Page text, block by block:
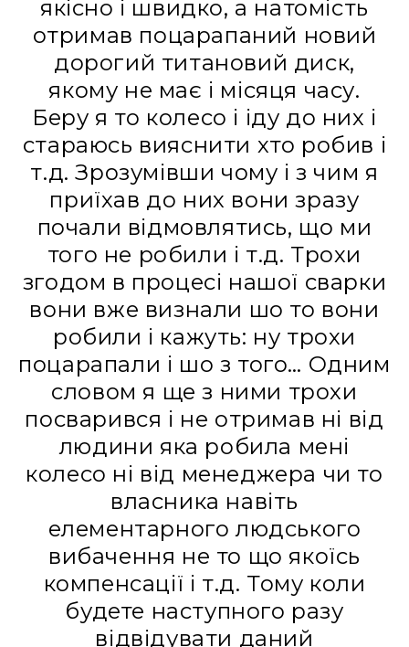
якісно і швидко, а натомість
отримав поцарапаний новий
дорогий титановий диск,
якому не має і місяця часу.
Беру я то колесо і іду до них і
стараюсь вияснити хто робив і
т.д. Зрозумівши чому і з чим я
приїхав до них вони зразу
почали відмовлятись, що ми
того не робили і т.д. Трохи
згодом в процесі нашої сварки
вони вже визнали шо то вони
робили і кажуть: ну трохи
поцарапали і шо з того… Одним
словом я ще з ними трохи
посварився і не отримав ні від
людини яка робила мені
колесо ні від менеджера чи то
власника навіть
елементарного людського
вибачення не то що якоїсь
компенсації і т.д. Тому коли
будете наступного разу
відвідувати даний